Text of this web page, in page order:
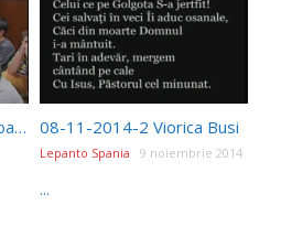
08-11-2014-3 Cornel Soare 08-11-2014-2 Viorica Busi
Lepanto Spania 9 noiembrie 2014
...